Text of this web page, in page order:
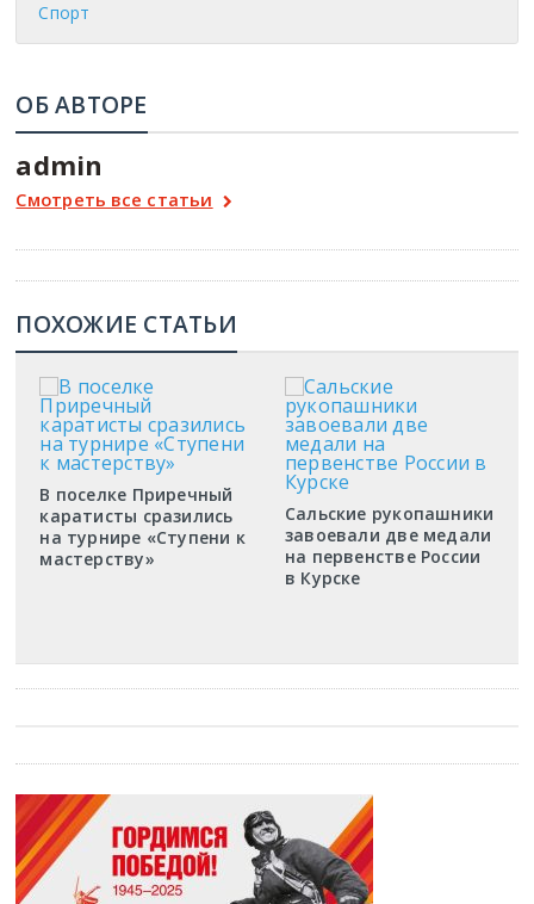
Спорт
ОБ АВТОРЕ
admin
Смотреть все статьи
ПОХОЖИЕ СТАТЬИ
В поселке Приречный
каратисты сразились
на турнире «Ступени к
мастерству»
Сальские рукопашники
завоевали две медали
на первенстве России
в Курске